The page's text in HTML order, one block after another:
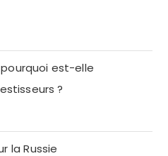
est-elle
?
la Russie